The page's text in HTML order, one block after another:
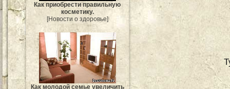
Как приобрести правильную
косметику.
[Новости о здоровье]
Как молодой семье увеличить